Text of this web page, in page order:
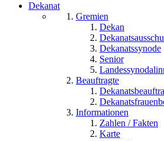
Dekanat
Gremien
Dekan
Dekanatssynode
Senior
Beauftragte
Informationen
Zahlen / Fakten
Karte